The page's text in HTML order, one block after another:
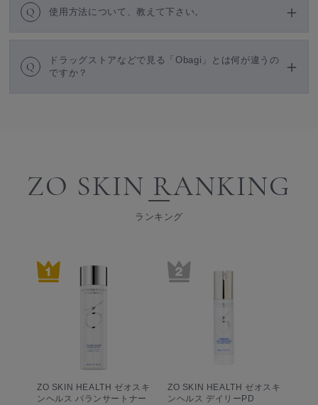
Q 使用方法について、教えて下さい。
Q
ドラッグストアなどで見る「Obagi」とは何が違うの
ですか？
ZO SKIN RANKING
ランキング
ZO SKIN HEALTH ゼオスキ
ンヘルス バランサートナー
ZO SKIN HEALTH ゼオスキ
ンヘルス デイリーPD